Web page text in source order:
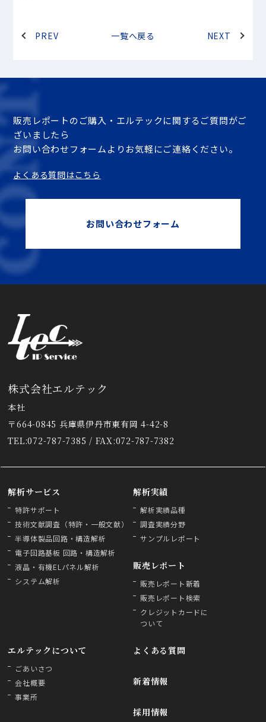
PREV 一覧へ戻る NEXT
販売レポートのご購入・エルテックに関するご質問がご
ざいましたら
お問い合わせフォームよりお気軽にご連絡ください。
よくある質問はこちら
お問い合わせフォーム
株式会社エルテック
本社
〒664-0845 兵庫県伊丹市東有岡 4-42-8
TEL:072-787-7385 / FAX:072-787-7382
解析サービス
特許サポート
技術文献調査（特許・一般文献）
半導体製品回路・構造解析
電子回路基板 回路・構造解析
液晶・有機ELパネル解析
システム解析
解析実績
解析実績品種
調査実績分野
サンプルレポート
販売レポート
販売レポート新着
販売レポート検索
クレジットカードに
ついて
エルテックについて
ごあいさつ
会社概要
事業所
よくある質問
新着情報
採用情報